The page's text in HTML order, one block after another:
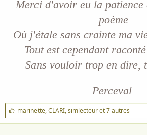
Merci d'avoir eu la patience
poème
Où j'étale sans crainte ma
Tout est cependant
Sans vouloir trop en dire,
Perceval
J
'
a
marinette,CLARI,simlecteuret 7 autres